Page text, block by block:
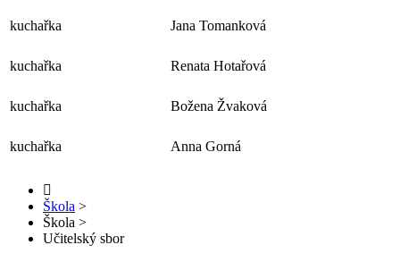
kuchařka Jana Tomanková
kuchařka Renata Hotařová
kuchařka Božena Žvaková
kuchařka Anna Gorná
Škola >
Škola >
Učitelský sbor